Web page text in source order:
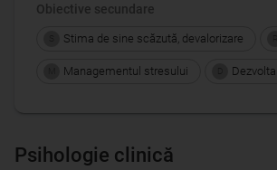
Obiective secundare
Stima de sine scăzută, devalorizare
Managementul stresului
Psihologie clinică